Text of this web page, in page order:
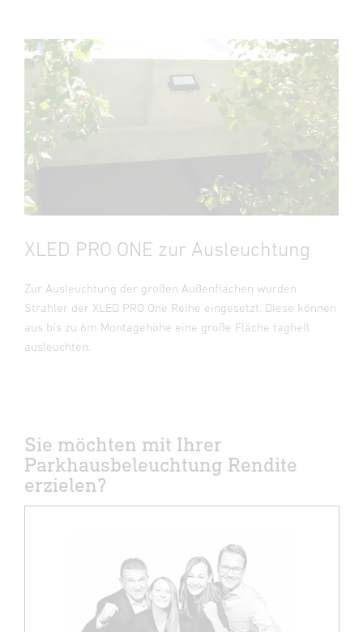
XLED PRO ONE zur Ausleuchtung
Zur Ausleuchtung der großen Außenflächen wurden
Strahler der XLED PRO One Reihe eingesetzt. Diese können
aus bis zu 6m Montagehöhe eine große Fläche taghell
ausleuchten.
Sie möchten mit Ihrer
Parkhausbeleuchtung Rendite
erzielen?